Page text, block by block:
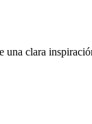
una clara